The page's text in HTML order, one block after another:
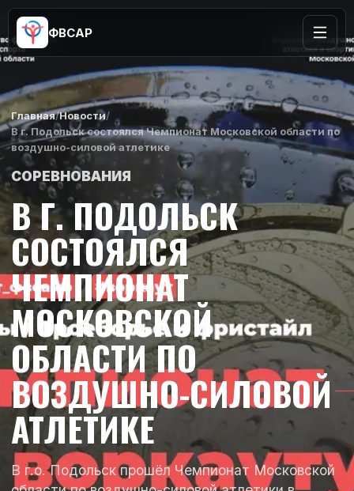
ФВСАР
Главная/Новости/
В г. Подольск состоялся Чемпионат Московской области по
воздушно-силовой атлетике
СОРЕВНОВАНИЯ
В Г. ПОДОЛЬСК
СОСТОЯЛСЯ
ЧЕМПИОНАТ
МОСКОВСКОЙ
ОБЛАСТИ ПО
ВОЗДУШНО-СИЛОВОЙ
АТЛЕТИКЕ
В г.о. Подольск прошëл Чемпионат Московской